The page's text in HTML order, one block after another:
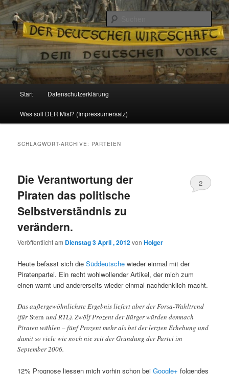
Reizzentrum
Politik, Wirtschaft, Soziales und Gesellschaft
Zum
Inhalt
Zum
sekundären
Start Datenschutzerklärung
Was soll DER Mist? (Impressumersatz)
SCHLAGWORT-ARCHIVE: PARTEIEN
Die Verantwortung der
Piraten das politische
Selbstverständnis zu
verändern.
Veröffentlicht am Dienstag 3 April , 2012vonHolger
2
Heute befasst sich dieSüddeutsche wieder einmal mit der
Piratenpartei. Ein recht wohlwollender Artikel, der mich zum
einen warnt und andererseits wieder einmal nachdenklich macht.
Das außergewöhnlichste Ergebnis liefert aber der Forsa-Wahltrend
(fürSternund RTL). Zwölf Prozent der Bürger würden demnach
Piraten wählen – fünf Prozent mehr als bei der letzten Erhebung und
damit so viele wie noch nie seit der Gründung der Partei im
September 2006.
12% Prognose liessen mich vorhin schon beiGoogle+ folgendes